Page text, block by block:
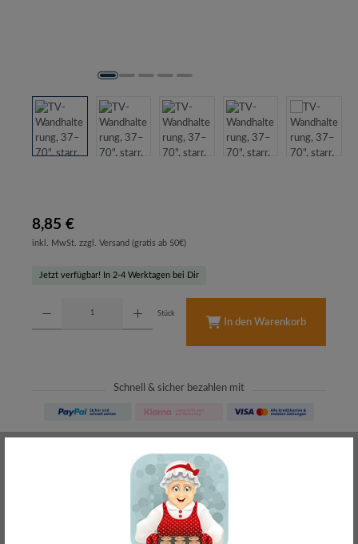
8,85 €
inkl. MwSt. zzgl. Versand (gratis ab 50€)
Jetzt verfügbar! In 2-4 Werktagen bei Dir
Stück
In den Warenkorb
Schnell & sicher bezahlen mit
meist direkt aus Waiblingen
30 Tage Rückgaberecht
ohne Risiko bestellen
– Frag den Profi!
kostenlos und persönlich